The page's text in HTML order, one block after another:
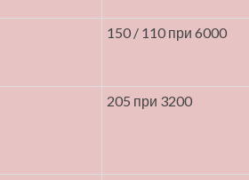
150 / 110 при 6000
205 при 3200